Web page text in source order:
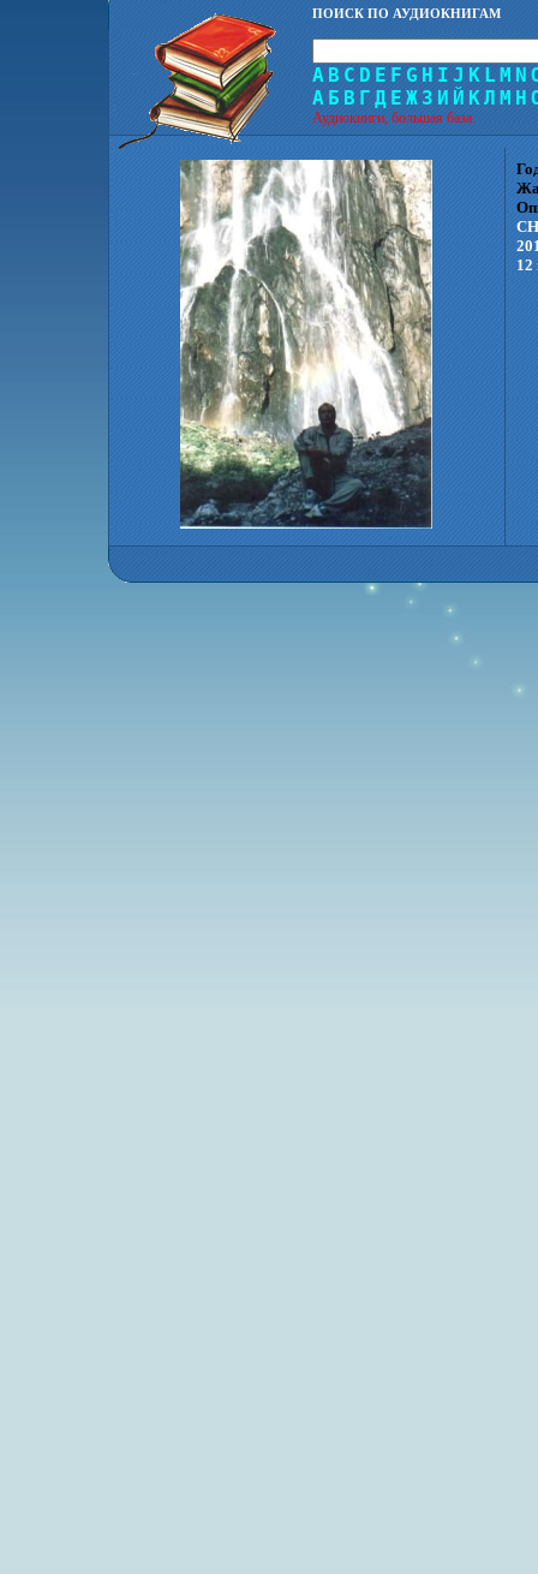
ПОИСК ПО АУДИОКНИГАМ
A B C D E F G H I J K L M N
А Б В Г Д Е Ж З И Й КЛ М Н
Аудиокниги, большая база.
СН
12